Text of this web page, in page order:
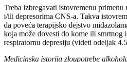
Treba izbregavati istovremenu primenu
i/ili depresorima CNS-a. Takva
da poveća terapijsko dejstvo
koja može dovesti do kome ili smrtnog
respiratornu depresiju (videti odeljak
Medicinska istorija zloupotrebe